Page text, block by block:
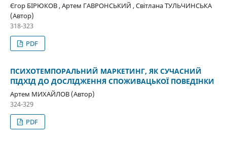
Єгор БІРЮКОВ , Артем ГАВРОНСЬКИЙ , Світлана ТУЛЬЧИНСЬКА
(Автор)
318-323
PDF
ПСИХОТЕМПОРАЛЬНИЙ МАРКЕТИНГ, ЯК СУЧАСНИЙ
ПІДХІД ДО ДОСЛІДЖЕННЯ СПОЖИВАЦЬКОЇ ПОВЕДІНКИ
Артем МИХАЙЛОВ (Автор)
324-329
PDF